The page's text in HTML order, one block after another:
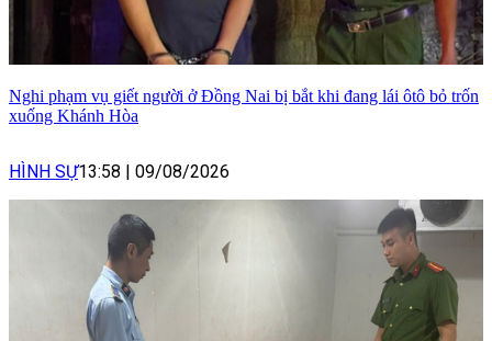
Nghi phạm vụ giết người ở Đồng Nai bị bắt khi đang lái ôtô bỏ trốn
xuống Khánh Hòa
HÌNH SỰ13:58 | 09/08/2026